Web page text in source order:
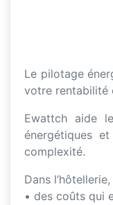
Le pilotage
votre rentabilité
Ewattch aide
énergétiques
complexité.
Dans
• des coûts qui